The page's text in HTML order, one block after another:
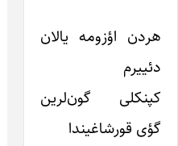
هردن اؤزومه یالان
دئییرم
کپنکلی گون‌لرین
گؤی قورشاغیندا